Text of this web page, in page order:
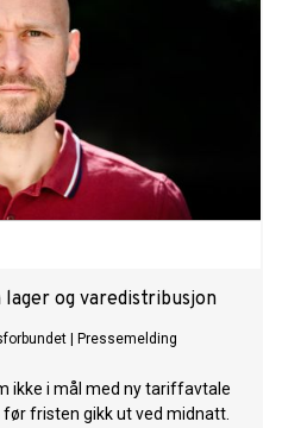
og varedistribusjon
Pressemelding
ikke i mål med ny tariffavtale
fristen gikk ut ved midnatt.